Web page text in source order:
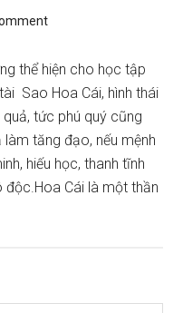
thể hiện cho học tập
Sao Hoa Cái, hình thái
tức phú quý cũng
tăng đạo, nếu mệnh
hiếu học, thanh tĩnh
độc.Hoa Cái là một thần